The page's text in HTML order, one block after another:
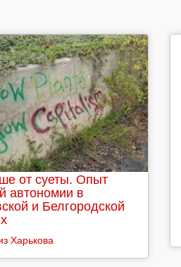
от суеты. Опыт
автономии в
и Белгородской
Харькова